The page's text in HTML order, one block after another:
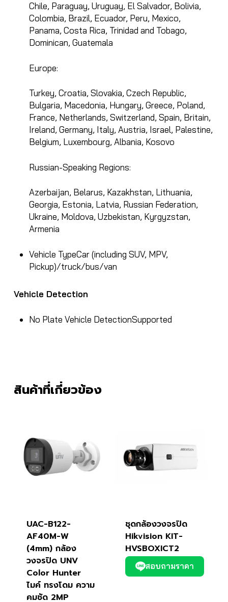
Chile, Paraguay, Uruguay, El Salvador, Bolivia,
Colombia, Brazil, Ecuador, Peru, Mexico,
Panama, Costa Rica, Trinidad and Tobago,
Dominican, Guatemala
Europe:
Turkey, Croatia, Slovakia, Czech Republic,
Bulgaria, Macedonia, Hungary, Greece, Poland,
France, Netherlands, Switzerland, Spain, Britain,
Ireland, Germany, Italy, Austria, Israel, Palestine,
Belgium, Luxembourg, Albania, Kosovo
Russian-Speaking Regions:
Azerbaijan, Belarus, Kazakhstan, Lithuania,
Georgia, Estonia, Latvia, Russian Federation,
Ukraine, Moldova, Uzbekistan, Kyrgyzstan,
Armenia
Vehicle TypeCar (including SUV, MPV,
Pickup)/truck/bus/van
Vehicle Detection
No Plate Vehicle DetectionSupported
สินค้าที่เกี่ยวข้อง
UAC-B122-
AF40M-W
(4mm) กล้อง
วงจรปิด UNV
Color Hunter
ไมค์ ทรงโดม ความ
คมชัด 2MP
ชุดกล้องวงจรปิด
Hikvision KIT-
HVSBOXICT2
สอบถามราคา